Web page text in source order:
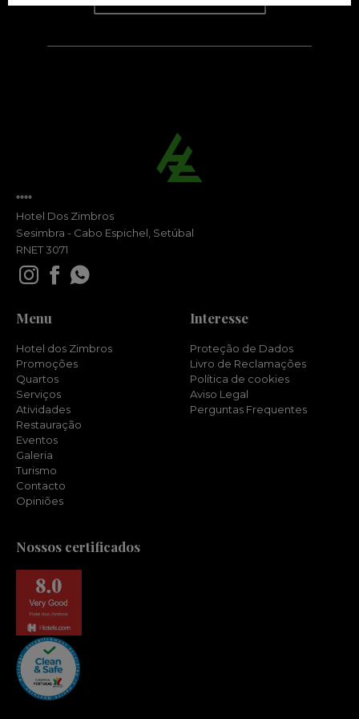
****
Hotel Dos Zimbros
Sesimbra - Cabo Espichel, Setúbal
RNET 3071
Menu
Hotel dos Zimbros
Promoções
Quartos
Serviços
Atividades
Restauração
Eventos
Galeria
Turismo
Contacto
Opiniões
Interesse
Proteção de Dados
Livro de Reclamações
Política de cookies
Aviso Legal
Perguntas Frequentes
Nossos certificados